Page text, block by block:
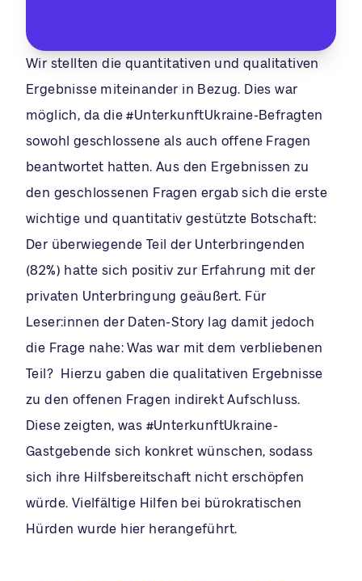
Wir stellten die quantitativen und qualitativen
Ergebnisse miteinander in Bezug. Dies war
möglich, da die #UnterkunftUkraine-Befragten
sowohl geschlossene als auch offene Fragen
beantwortet hatten. Aus den Ergebnissen zu
den geschlossenen Fragen ergab sich die erste
wichtige und quantitativ gestützte Botschaft:
Der überwiegende Teil der Unterbringenden
(82%) hatte sich positiv zur Erfahrung mit der
privaten Unterbringung geäußert. Für
Leser:innen der Daten-Story lag damit jedoch
die Frage nahe: Was war mit dem verbliebenen
Teil? Hierzu gaben die qualitativen Ergebnisse
zu den offenen Fragen indirekt Aufschluss.
Diese zeigten, was #UnterkunftUkraine-
Gastgebende sich konkret wünschen, sodass
sich ihre Hilfsbereitschaft nicht erschöpfen
würde. Vielfältige Hilfen bei bürokratischen
Hürden wurde hier herangeführt.